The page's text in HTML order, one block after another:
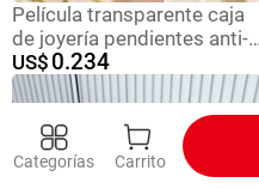
Película transparente caja
de joyería pendientes anti-
gris anti-suelo anti-
oxidación caja portátil
moda simple collar caja de
almacenamiento
US$ 0.234
Categorías Carrito